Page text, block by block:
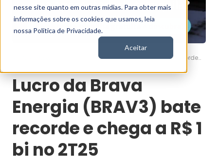
nesse site quanto em outras mídias. Para obter mais
informações sobre os cookies que usamos, leia
nossa Política de Privacidade.
Aceitar
Lucro da Brava Energia (BRAV3) bate recorde e chega a R$ 1 bi no 2T25
Lucro da Brava
Energia (BRAV3) bate
recorde e chega a R$ 1
bi no 2T25